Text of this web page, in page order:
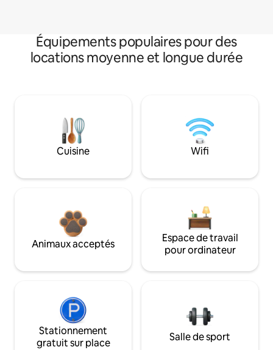
Équipements populaires pour des
locations moyenne et longue durée
Cuisine Wifi
Animaux acceptés
Espace de travail
pour ordinateur
Stationnement
gratuit sur place
Salle de sport